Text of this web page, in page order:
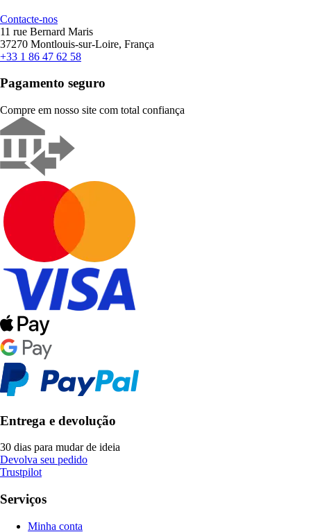
Contacte-nos
11 rue Bernard Maris
37270 Montlouis-sur-Loire, França
+33 1 86 47 62 58
Pagamento seguro
Compre em nosso site com total confiança
Entrega e devolução
30 dias para mudar de ideia
Devolva seu pedido
Trustpilot
Serviços
Minha conta